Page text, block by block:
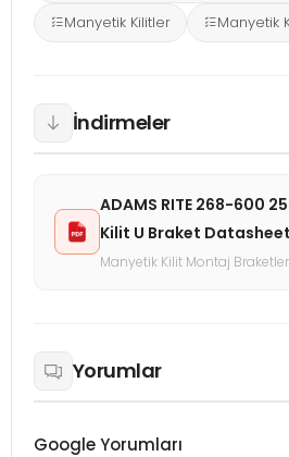
Manyetik Kilitler
Manyetik
İndirmeler
ADAMS RITE 268-600
Kilit U Braket Datasheet
Manyetik Kilit Montaj
Yorumlar
Google Yorumları